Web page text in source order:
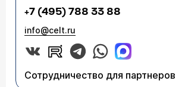
+7 (495) 788 33 88
info@celt.ru
Сотрудничество для партнеров